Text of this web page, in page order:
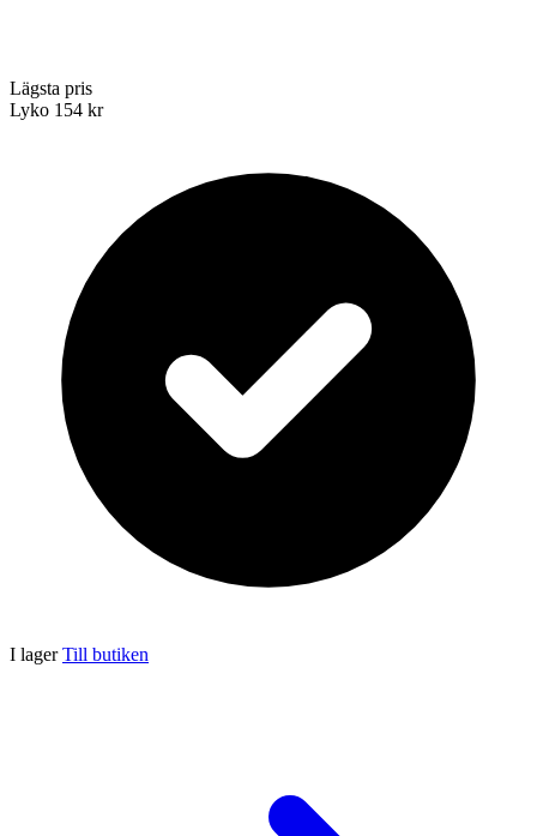
Lägsta pris
Lyko 154 kr
I lagerTill butiken